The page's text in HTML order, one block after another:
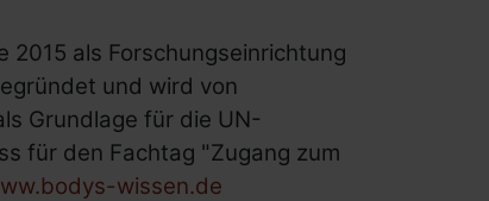
2015 als Forschungseinrichtung
und wird von
Grundlage für die UN-
für den Fachtag "Zugang zum
wissen.de